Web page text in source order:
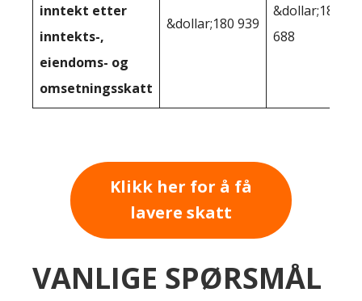
inntekt etter
inntekts-,
eiendoms- og
omsetningsskatt
&dollar;180 939
&dollar;180
688
Klikk her for å få
lavere skatt
VANLIGE SPØRSMÅL